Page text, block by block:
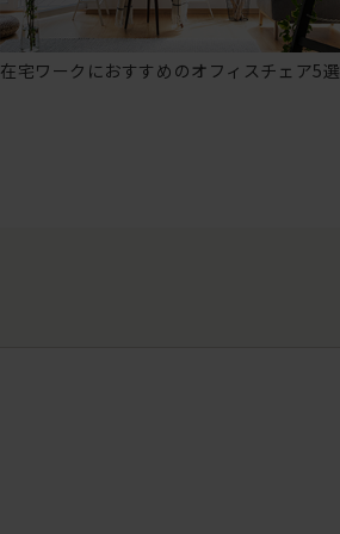
在宅ワークにおすすめのオフィスチェア5選